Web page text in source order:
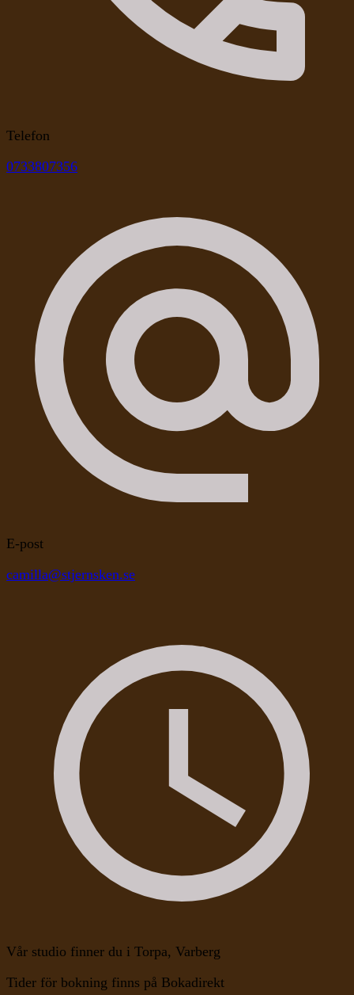
Telefon
0733807356
E-post
camilla@stjernsken.se
Vår studio finner du i Torpa, Varberg
Tider för bokning finns på Bokadirekt